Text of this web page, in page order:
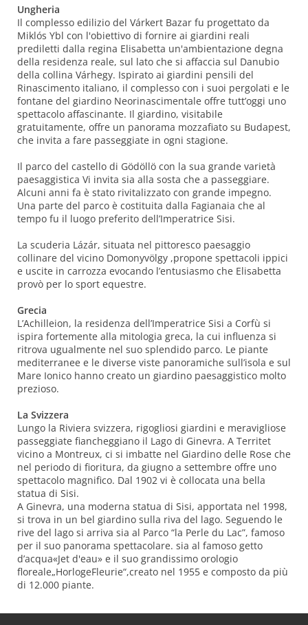
Ungheria
Il complesso edilizio del Várkert Bazar fu progettato da
Miklós Ybl con l'obiettivo di fornire ai giardini reali
prediletti dalla regina Elisabetta un'ambientazione degna
della residenza reale, sul lato che si affaccia sul Danubio
della collina Várhegy. Ispirato ai giardini pensili del
Rinascimento italiano, il complesso con i suoi pergolati e le
fontane del giardino Neorinascimentale offre tutt’oggi uno
spettacolo affascinante. Il giardino, visitabile
gratuitamente, offre un panorama mozzafiato su Budapest,
che invita a fare passeggiate in ogni stagione.
Il parco del castello di Gödöllö con la sua grande varietà
paesaggistica Vi invita sia alla sosta che a passeggiare.
Alcuni anni fa è stato rivitalizzato con grande impegno.
Una parte del parco è costituita dalla Fagianaia che al
tempo fu il luogo preferito dell’Imperatrice Sisi.
La scuderia Lázár, situata nel pittoresco paesaggio
collinare del vicino Domonyvölgy ,propone spettacoli ippici
e uscite in carrozza evocando l’entusiasmo che Elisabetta
provò per lo sport equestre.
Grecia
L’Achilleion, la residenza dell’Imperatrice Sisi a Corfù si
ispira fortemente alla mitologia greca, la cui influenza si
ritrova ugualmente nel suo splendido parco. Le piante
mediterranee e le diverse viste panoramiche sull’isola e sul
Mare Ionico hanno creato un giardino paesaggistico molto
prezioso.
La Svizzera
Lungo la Riviera svizzera, rigogliosi giardini e meravigliose
passeggiate fiancheggiano il Lago di Ginevra. A Territet
vicino a Montreux, ci si imbatte nel Giardino delle Rose che
nel periodo di fioritura, da giugno a settembre offre uno
spettacolo magnifico. Dal 1902 vi è collocata una bella
statua di Sisi.
A Ginevra, una moderna statua di Sisi, apportata nel 1998,
si trova in un bel giardino sulla riva del lago. Seguendo le
rive del lago si arriva sia al Parco “la Perle du Lac”, famoso
per il suo panorama spettacolare. sia al famoso getto
d’acqua«Jet d'eau» e il suo grandissimo orologio
floreale„HorlogeFleurie“,creato nel 1955 e composto da più
di 12.000 piante.